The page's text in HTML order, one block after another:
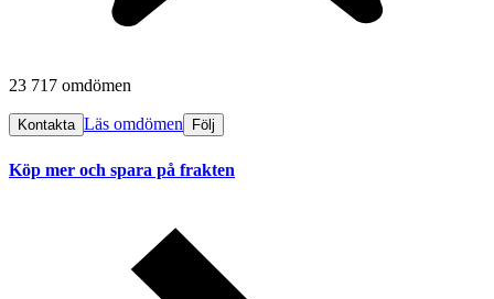
23 717 omdömen
Kontakta Läs omdömen Följ
Köp mer och spara på frakten